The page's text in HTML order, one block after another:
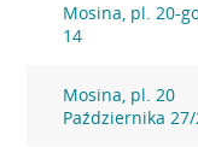
Mosina, pl. 20-
14
Mosina, pl. 20
Października